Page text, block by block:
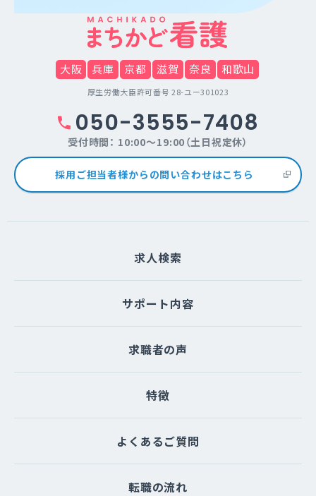
大阪 兵庫 京都 滋賀 奈良 和歌山
厚生労働大臣許可番号 28-ユー301023
050-3555-7408
受付時間： 10:00～19:00（土日祝定休）
採用ご担当者様からの問い合わせはこちら
求人検索
サポート内容
求職者の声
特徴
よくあるご質問
転職の流れ